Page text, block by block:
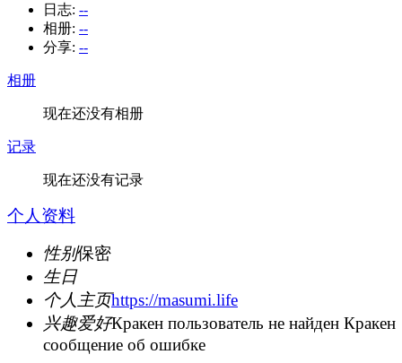
日志: --
相册: --
分享: --
相册
现在还没有相册
记录
现在还没有记录
个人资料
性别保密
生日
个人主页https://masumi.life
兴趣爱好Кракен пользователь не найден Кракен
сообщение об ошибке